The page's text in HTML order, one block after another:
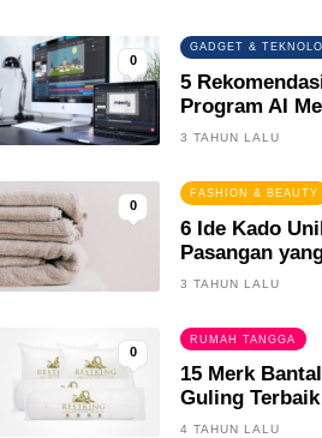
0
GADGET &
5
Program AI
Gambar
3 TAHUN LALU
0
FASHION & BEAUTY
6 Ide Kado
Pasangan
Menikah
3 TAHUN LALU
0
RUMAH TANGGA
15 Merk
Guling
Tidur Yang
4 TAHUN LALU